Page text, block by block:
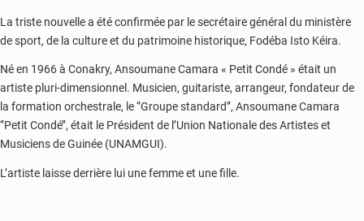
La triste nouvelle a été confirmée par le secrétaire général du ministère
de sport, de la culture et du patrimoine historique, Fodéba Isto Kéira.
Né en 1966 à Conakry, Ansoumane Camara « Petit Condé » était un
artiste pluri-dimensionnel. Musicien, guitariste, arrangeur, fondateur de
la formation orchestrale, le ‘’Groupe standard’’, Ansoumane Camara
‘’Petit Condé’’, était le Président de l’Union Nationale des Artistes et
Musiciens de Guinée (UNAMGUI).
L’artiste laisse derrière lui une femme et une fille.